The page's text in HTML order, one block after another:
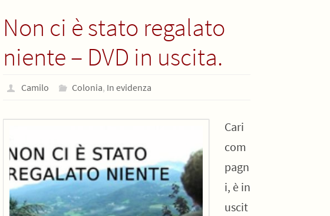
Non ci è stato regalato
niente – DVD in uscita.
Camilo Colonia, In evidenza
Cari
com
pagn
i, è in
uscit